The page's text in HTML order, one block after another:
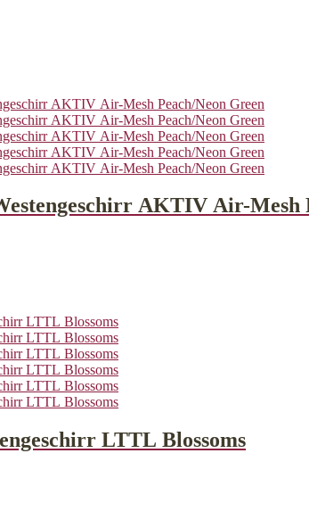
AKTIV Air-Mesh
LTTL Blossoms